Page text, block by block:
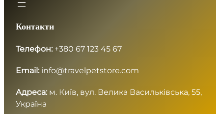
к
л
к
і
т
ь
Контакти
Телефон: +380 67 123 45 67
Email: info@travelpetstore.com
Адреса: м. Київ, вул. Велика Васильківська, 55,
Україна